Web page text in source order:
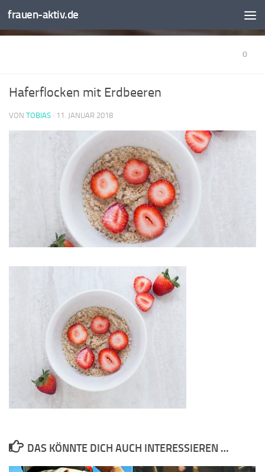
frauen-aktiv.de
0
Haferflocken mit Erdbeeren
VON TOBIAS · 11. JANUAR 2018
DAS KÖNNTE DICH AUCH INTERESSIEREN …